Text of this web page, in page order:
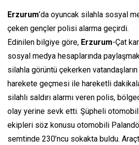
Erzurum’da oyuncak silahla sosyal
çeken gençler polisi alarma geçirdi.
Edinilen bilgiye göre, Erzurum-Çat
sosyal medya hesaplarında
silahla görüntü çekerken
harekete geçmesi ile hareketli
silahlı saldırı alarmı veren polis,
olay yerine sevk etti. Şüpheli
ekipleri söz konusu otomobili
semtinde 230’ncu sokakta buldu.